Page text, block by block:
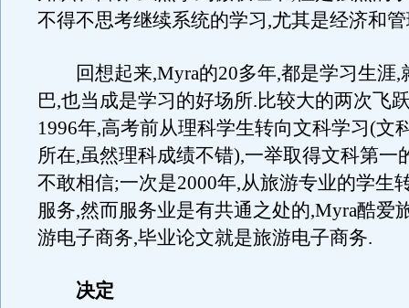
不得不思考继续系统的学习,尤其是经济和
回想起来,Myra的20多年,都是学习生涯,
巴,也当成是学习的好场所.比较大的两次飞
1996年,高考前从理科学生转向文科学习(文
所在,虽然理科成绩不错),一举取得文科第一
不敢相信;一次是2000年,从旅游专业的学生
服务,然而服务业是有共通之处的,Myra酷爱
游电子商务,毕业论文就是旅游电子商务.
决定